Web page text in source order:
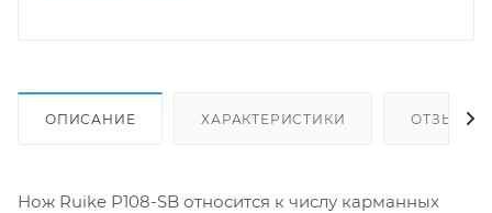
ОПИСАНИЕ ХАРАКТЕРИСТИКИ ОТЗЫВЫ
Нож Ruike P108-SB относится к числу карманных